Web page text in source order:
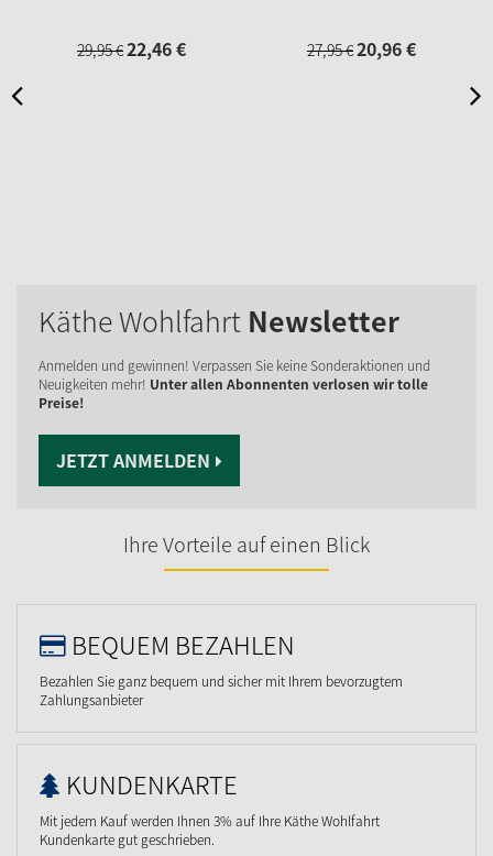
29,95€22,46€ 27,95€20,96€
Käthe Wohlfahrt Newsletter
Anmelden und gewinnen! Verpassen Sie keine Sonderaktionen und
Neuigkeiten mehr! Unter allen Abonnenten verlosen wir tolle
Preise!
JETZT ANMELDEN
Ihre Vorteile auf einen Blick
BEQUEM BEZAHLEN
Bezahlen Sie ganz bequem und sicher mit Ihrem bevorzugtem
Zahlungsanbieter
KUNDENKARTE
Mit jedem Kauf werden Ihnen 3% auf Ihre Käthe Wohlfahrt
Kundenkarte gut geschrieben.